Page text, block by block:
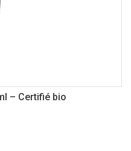
– Certifié bio